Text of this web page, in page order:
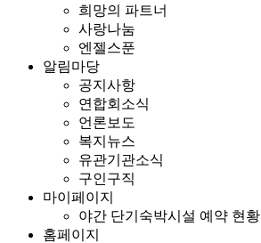
희망의 파트너
사랑나눔
엔젤스푼
알림마당
공지사항
연합회소식
언론보도
복지뉴스
유관기관소식
구인구직
마이페이지
야간 단기숙박시설 예약 현황
홈페이지